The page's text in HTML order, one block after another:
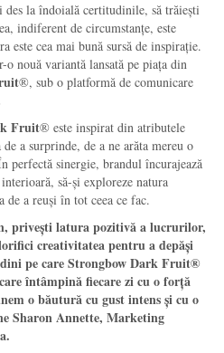
la îndoială certitudinile, să trăiești
indiferent de circumstanțe, este
este cea mai bună sursă de inspirație.
o nouă variantă lansată pe piața din
®, sub o platformă de comunicare
Fruit® este inspirat din atributele
a surprinde, de a ne arăta mereu o
perfectă sinergie, brandul încurajează
să-și exploreze natura
de a reuși în tot ceea ce fac.
privești latura pozitivă a lucrurilor,
creativitatea pentru a depăși
pe care Strongbow Dark Fruit®
întâmpină fiecare zi cu o forță
o băutură cu gust intens și cu o
Sharon Annette, Marketing